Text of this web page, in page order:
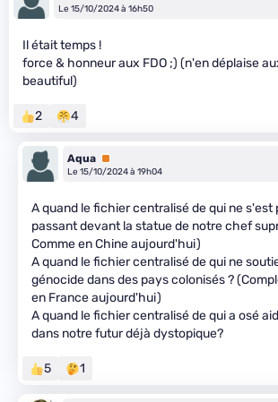
Le 15/10/2024 à 16h50
Il était temps !
force & honneur aux FDO ;) (n'en déplaise
beautiful)
2 4
Aqua Premium
Le 15/10/2024 à 19h04
A quand le fichier centralisé de qui ne s'est
passant devant la statue de notre chef
Comme en Chine aujourd'hui)
A quand le fichier centralisé de qui ne
génocide dans des pays colonisés ?
en France aujourd'hui)
A quand le fichier centralisé de qui a osé
dans notre futur déjà dystopique?
5 1